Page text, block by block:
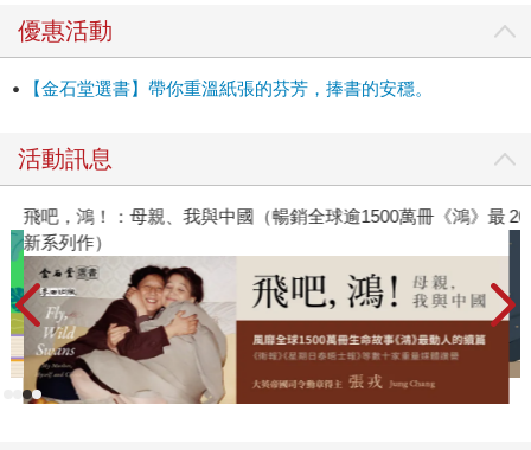
前，原住民在這座島上活動開始，到十七世紀以降，台灣歷
經荷蘭與西班牙、鄭氏王朝、清代朝廷、日本人與國民政府
統治日治，台灣是誰的家、是怎麼樣的家，這些問題的答案
的概念。書中聚焦六個過去與現在在台灣生活的族群，包含
描寫他們建立家園過程，對土地認同的改變，以及他們如何
在自願或被迫遷徙情況下，在陌生的土地上努力適應環境、
移植自己的文化，也設法跟異族人們相處。 在書中，你會讀
到從鄭成功統治時期到清代，來台灣開墾的漢人，原本會以
原鄉定義自己，表示自己是同安人、漳州人、福建人；後來
慢慢轉變成在地認同，開始會將家鄉定位在鳳山、嘉義、彰
化、艋舺等地。十七世紀開始，來臺灣的西方傳教士，在宣
優惠活動
【金石堂選書】帶你重溫紙張的芬芳，捧書的安穩。
活動訊息
飛吧，鴻！：母親、我與中國（暢銷全球逾1500萬冊《鴻》最
新系列作）